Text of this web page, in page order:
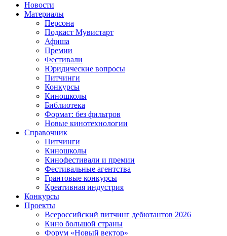
Новости
Материалы
Персона
Подкаст Мувистарт
Афиша
Премии
Фестивали
Юридические вопросы
Питчинги
Конкурсы
Киношколы
Библиотека
Формат: без фильтров
Новые кинотехнологии
Справочник
Питчинги
Киношколы
Кинофестивали и премии
Фестивальные агентства
Грантовые конкурсы
Креативная индустрия
Конкурсы
Проекты
Всероссийский питчинг дебютантов 2026
Кино большой страны
Форум «Новый вектор»